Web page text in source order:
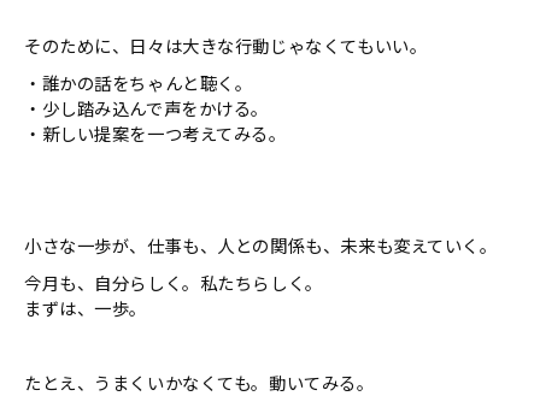
そのために、日々は大きな行動じゃなくてもいい。
・誰かの話をちゃんと聴く。
・少し踏み込んで声をかける。
・新しい提案を一つ考えてみる。
小さな一歩が、仕事も、人との関係も、未来も変えていく。
今月も、自分らしく。私たちらしく。
まずは、一歩。
たとえ、うまくいかなくても。動いてみる。